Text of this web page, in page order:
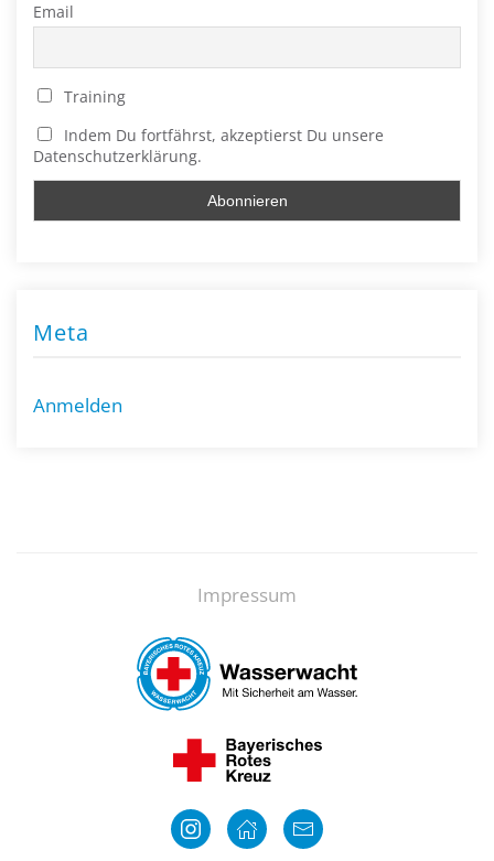
Email
Training
Indem Du fortfährst, akzeptierst Du unsere
Datenschutzerklärung.
Meta
Anmelden
Impressum